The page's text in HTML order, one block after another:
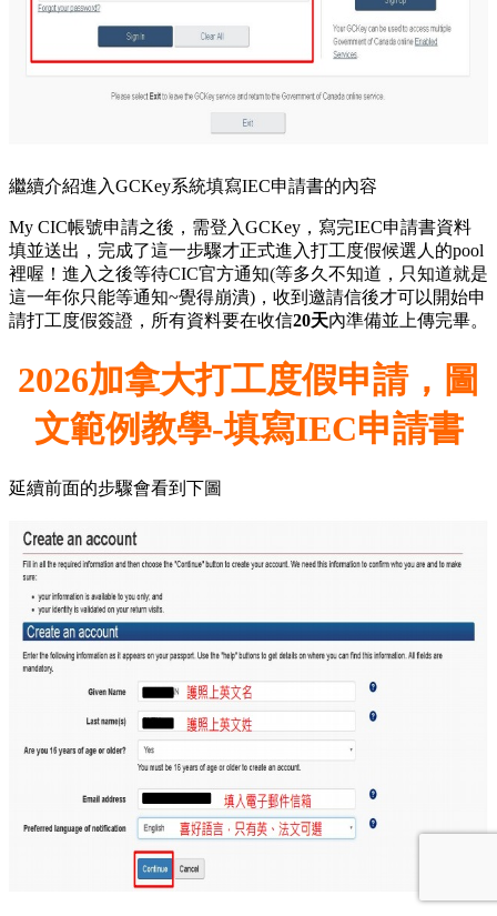
繼續介紹進入GCKey系統填寫IEC申請書的內容
My CIC帳號申請之後，需登入GCKey，寫完IEC申請書資料
填並送出，完成了這一步驟才正式進入打工度假候選人的pool
裡喔！進入之後等待CIC官方通知(等多久不知道，只知道就是
這一年你只能等通知~覺得崩潰)，收到邀請信後才可以開始申
請打工度假簽證，所有資料要在收信20天內準備並上傳完畢。
2026加拿大打工度假申請，圖
文範例教學-填寫IEC申請書
延續前面的步驟會看到下圖